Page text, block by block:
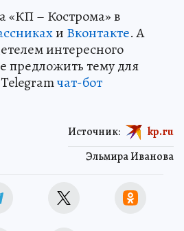
«КП – Кострома» в
и Вконтакте. А
интересного
предложить тему для
чат-бот
Эльмира Иванова
Источник: kp.ru